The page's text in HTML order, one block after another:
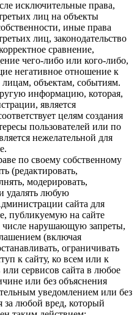
исключительные права,
лиц на объекты
иные права
лиц, законодательство
сравнение,
чего-либо или кого-либо,
негативное отношение к
объектам, событиям.
информацию, которая,
является
целям создания
пользователей или по
нежелательной для
по своему собственному
(редактировать,
модерировать,
удалять любую
сайта для
публикуемую на сайте
нарушающую запреты,
(включая
ограничивать
к сайту, ко всем или к
сервисов сайта в любое
или без объяснения
уведомлением или без
за любой вред, который